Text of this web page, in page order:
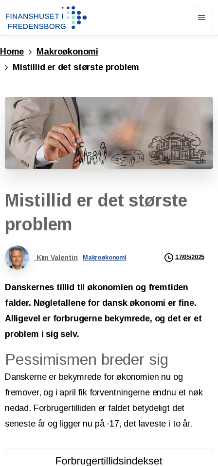
Home
Makroøkonomi
Mistillid er det største problem
Mistillid er det største
problem
Kim Valentin Makroøkonomi 17/05/2025
Danskernes tillid til økonomien og fremtiden
falder. Nøgletallene for dansk økonomi er fine.
Alligevel er forbrugerne bekymrede, og det er et
problem i sig selv.
Pessimismen breder sig
Danskerne er bekymrede for økonomien nu og
fremover, og i april fik forventningerne endnu et nøk
nedad. Forbrugertilliden er faldet betydeligt det
seneste år og ligger nu på -17, det laveste i to år.